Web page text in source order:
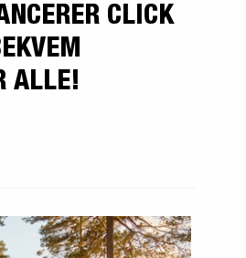
CLICK
ALLE!